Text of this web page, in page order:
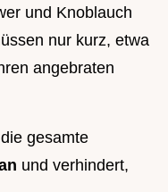
und Knoblauch
nur kurz, etwa
angebraten
gesamte
und verhindert,